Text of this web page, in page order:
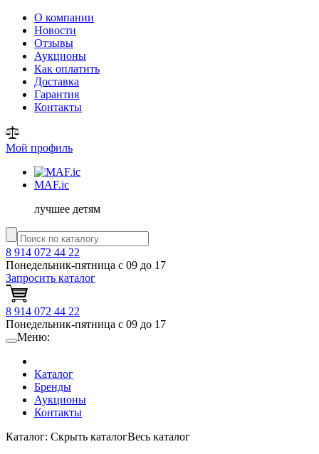
О компании
Новости
Отзывы
Аукционы
Как оплатить
Доставка
Гарантия
Контакты
Мой профиль
MAF.ic
лучшее детям
8 914 072 44 22
Понедельник-пятница с 09 до 17
Запросить каталог
8 914 072 44 22
Понедельник-пятница с 09 до 17
Меню:
Каталог
Бренды
Аукционы
Контакты
Каталог: Cкрыть каталогВесь каталог